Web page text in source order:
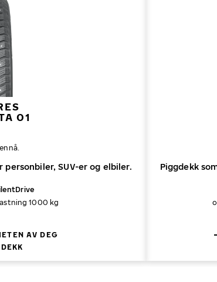
01
SUV-er og elbiler.
1000 kg
AV DEG
Piggdekk